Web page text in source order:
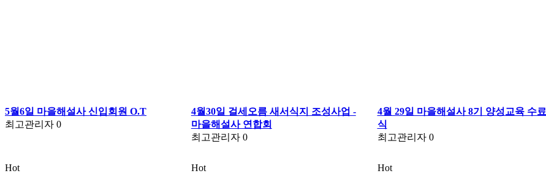
5월6일 마을해설사 신입회원 O.T
최고관리자 0
4월30일 걸세오름 새서식지 조성사업 -
마을해설사 연합회
최고관리자 0
4월 29일 마을해설사 8기 양성교육 수료
식
최고관리자 0
Hot Hot Hot